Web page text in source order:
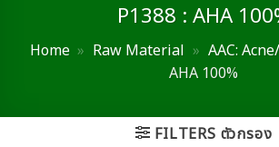
P1388 : AHA
Home » Raw Material » AAC:
AHA 100%
FILTERS ตัวกรอง